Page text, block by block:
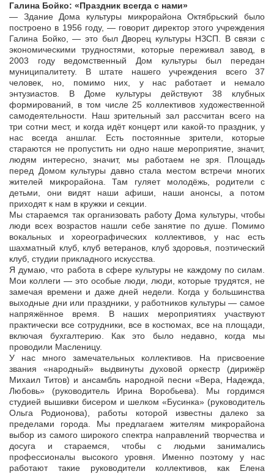
Галина Бойко: «Праздник всегда с нами»
— Здание Дома культуры микрорайона Октябрьский было
построено в 1956 году, — говорит директор этого учреждения
Галина Бойко, — это был Дворец культуры НЗСП. В связи с
экономическими трудностями, которые переживал завод, в
2003 году ведомственный Дом культуры был передан
муниципалитету. В штате нашего учреждения всего 37
человек, но, помимо них, у нас работает и немало
энтузиастов. В Доме культуры действуют 38 клубных
формирований, в том числе 25 коллективов художественной
самодеятельности. Наш зрительный зал рассчитан всего на
три сотни мест, и когда идёт концерт или какой-то праздник, у
нас всегда аншлаг. Есть постоянные зрители, которые
стараются не пропустить ни одно наше мероприятие, значит,
людям интересно, значит, мы работаем не зря. Площадь
перед Домом культуры давно стала местом встречи многих
жителей микрорайона. Там гуляет молодёжь, родители с
детьми, они видят наши афиши, наши анонсы, а потом
приходят к нам в кружки и секции.
Мы стараемся так организовать работу Дома культуры, чтобы
люди всех возрастов нашли себе занятие по душе. Помимо
вокальных и хореографических коллективов, у нас есть
шахматный клуб, клуб ветеранов, клуб здоровья, поэтический
клуб, студии прикладного искусства.
Я думаю, что работа в сфере культуры не каждому по силам.
Мои коллеги — это особые люди, люди, которые трудятся, не
замечая времени и даже дней недели. Когда у большинства
выходные дни или праздники, у работников культуры — самое
напряжённое время. В наших мероприятиях участвуют
практически все сотрудники, все в костюмах, все на площади,
включая бухгалтерию. Как это было недавно, когда мы
проводили Масленицу.
У нас много замечательных коллективов. На присвоение
звания «народный» выдвинуты духовой оркестр (дирижёр
Михаил Титов) и ансамбль народной песни «Вера, Надежда,
Любовь» (руководитель Ирина Воробьева). Мы гордимся
студией вышивки бисером и шелком «Бусинка» (руководитель
Ольга Родионова), работы которой известны далеко за
пределами города. Мы предлагаем жителям микрорайона
выбор из самого широкого спектра направлений творчества и
досуга и стараемся, чтобы с людьми занимались
профессионалы высокого уровня. Именно поэтому у нас
работают такие руководители коллективов, как Елена